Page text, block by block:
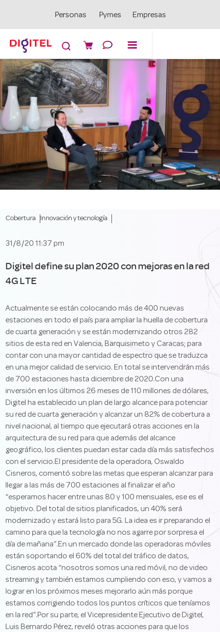
Personas Pymes Empresas

Cobertura Innovación y tecnología
31/8/20 11:37 pm
Digitel define su plan 2020 con mejoras en la red
4G LTE
Actualmente se están colocando más de 400 nuevas
estaciones en todo el país para ampliar la huella de cobertura
de cuarta generación y se están modernizando otros 282
sitios de esta red en Valencia, Barquisimeto y Caracas; para
contar con una mayor cantidad de espectro que se traduzca
en una mejor calidad de servicio. En total se intervendrán más
de 700 estaciones hasta diciembre de 2020.Con una
inversión en los últimos 26 meses de 110 millones de dólares,
Digitel ha establecido un plan de largo alcance para potenciar
su red de cuarta generación y alcanzar un 82% de cobertura a
nivel nacional, al tiempo que ejecutará otras acciones en la
arquitectura de su red para que además del alcance
geográfico, los clientes puedan estar cada día más satisfechos
con el servicio.El presidente de la operadora, Oswaldo
Cisneros, comentó sobre las metas que esperan alcanzar para
llegar a las más de 700 estaciones al finalizar el año
“esperamos hacer entre unas 80 y 100 mensuales, ese es el
objetivo. Del total de sitios planificados, un 40% será
modernizado y estará listo para 5G. La idea es ir preparando el
camino para que la tecnología no nos agarre por sorpresa el
día de mañana”.En un mercado donde las operadoras móviles
están soportando el 60% del total del tráfico de datos,
Cisneros acota “nosotros somos una red móvil, no de video
streaming y también estamos cumpliendo con eso, y vamos a
lograr en los próximos meses mejorarlo aún más porque
estamos corrigiendo todos los puntos críticos que teníamos
en la red”.Por su parte, el Vicepresidente Ejecutivo de Digitel,
Luis Bernardo Pérez, reveló otras acciones para que los